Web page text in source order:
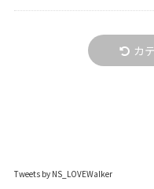
カ
Tweets by NS_LOVEWalker